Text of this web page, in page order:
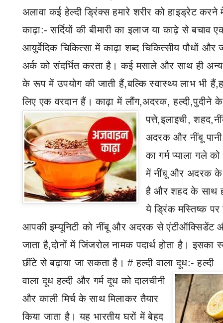
अलावा कई हेल्दी ड्रिंक्स हमारे शरीर को हाइड्रेट
काढ़ा:- सर्दियों की बीमारी का इलाज या काढ़े से बचाव
आयुर्वेदिक चिकित्सा में काढ़ा शब्द चिकित्सीय पौधों और
अर्क को संदर्भित करता है। कई मसाले और साथ ही
के रूप में उपयोग की जाती हैं,बल्कि स्वास्थ्य लाभ भी हैं,
लिए एक वरदान हैं। काढ़ा में लौंग,अदरक,हल्दी,पुदीने के
पत्ते,इलाइची,शहद,
अदरक और नींबू पानी
का गर्म प्याला गले
में नींबू और अदरक के
है और शहद के साथ
ये ड्रिंक मस्तिष्क पर
आपकी इम्यूनिटी को नींबू और अदरक से एंटीऑक्सिडेंट
जाता है,दोनों में जिंजरोल नामक पदार्थ होता है। इसका
छींटे से बढ़ाया जा सकता है।# हल्दी वाला दूध:-हल्दी
वाला दूध हल्दी और गर्म दूध को दालचीनी
और काली मिर्च के साथ मिलाकर तैयार
किया जाता है। यह भारतीय घरों में बेहद